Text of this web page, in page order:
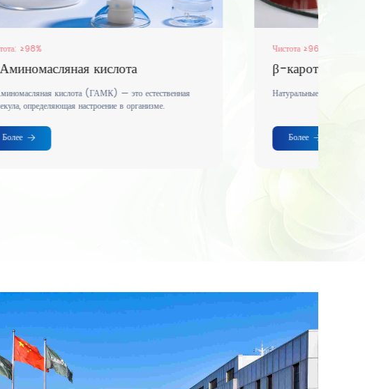
β-каротин
Натуральные антиоксиданты, натуральные красители.